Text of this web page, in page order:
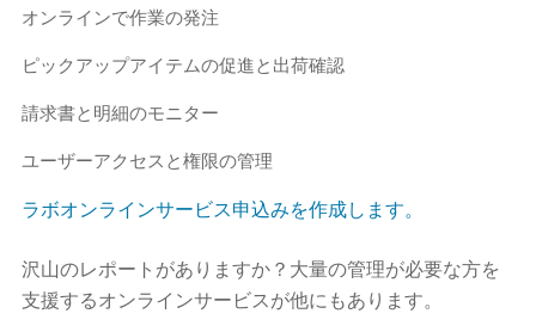
オンラインで作業の発注
ピックアップアイテムの促進と出荷確認
請求書と明細のモニター
ユーザーアクセスと権限の管理
ラボオンラインサービス申込みを作成します。
沢山のレポートがありますか？大量の管理が必要な方を
支援するオンラインサービスが他にもあります。